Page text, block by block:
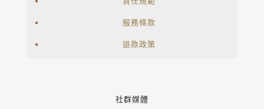
服務條款
退款政策
社群媒體